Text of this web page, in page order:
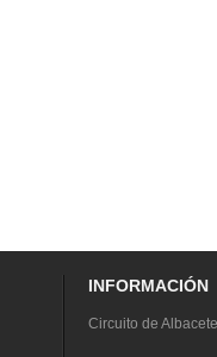
INFORMACIÓN
Circuito de Albacete